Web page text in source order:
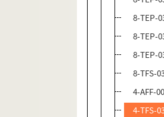
8-TEP-
8-TEP-
8-TEP-
8-TFS-
4-AFF-
4-TFS-